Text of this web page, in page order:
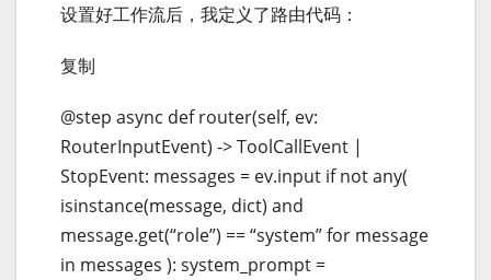
设置好工作流后，我定义了路由代码：
复制
@step async def router(self, ev:
RouterInputEvent) -> ToolCallEvent |
StopEvent: messages = ev.input if not any(
isinstance(message, dict) and
message.get(“role”) == “system” for message
in messages ): system_prompt =